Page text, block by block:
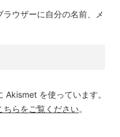
ウザーに自分の名前、メ
Akismet を使っています。
ちらをご覧ください。